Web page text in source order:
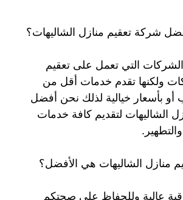
شركة تعقيم منازل الشاليهات؟
التي تعمل على تعقيم
ولكنها تقدم خدمات أقل من
بأسعار خيالية لذلك نحن أفضل
الشاليهات لتقديم كافة خدمات
منازل الشاليهات هي الأفضل؟
عالية وللحفاظ على صحتكم